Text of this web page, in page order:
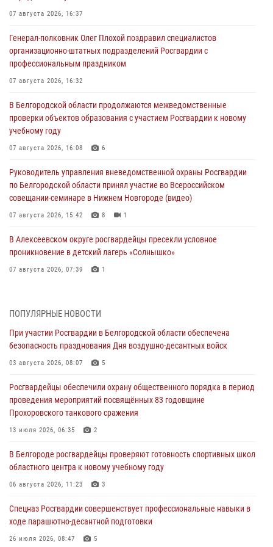
07 августа 2026, 16:37
Генерал-полковник Олег Плохой поздравил специалистов
организационно-штатных подразделений Росгвардии с
профессиональным праздником
07 августа 2026, 16:32
В Белгородской области продолжаются межведомственные
проверки объектов образования с участием Росгвардии к новому
учебному году
07 августа 2026, 16:08 6
Руководитель управления вневедомственной охраны Росгвардии
по Белгородской области принял участие во Всероссийском
совещании-семинаре в Нижнем Новгороде (видео)
07 августа 2026, 15:42 8 1
В Алексеевском округе росгвардейцы пресекли условное
проникновение в детский лагерь «Солнышко»
07 августа 2026, 07:39 1
Подвиги героев‑росгвардейцев увековечили в новой музейной
экспозиции белгородского музея‑диорамы «Курская битва.
06 августа 2026, 12:05 3
В Белгороде росгвардейцы проверяют готовность спортивных школ
областного центра к новому учебному году
Росгвардия обеспечила общественную безопасность празднования
83-й годовщины освобождения г. Белгорода от немецко -
06 августа 2026, 06:54 3
Офицеры Росгвардии и ветераны войск правопорядка почтили
ПОПУЛЯРНЫЕ НОВОСТИ
При участии Росгвардии в Белгородской области обеспечена
безопасность празднования Дня воздушно-десантных войск
03 августа 2026, 08:07 5
Росгвардейцы обеспечили охрану общественного порядка в период
проведения мероприятий посвящённых 83 годовщине
Прохоровского танкового сражения
13 июля 2026, 06:35 2
В Белгороде росгвардейцы проверяют готовность спортивных школ
областного центра к новому учебному году
06 августа 2026, 11:23 3
Спецназ Росгвардии совершенствует профессиональные навыки в
ходе парашютно-десантной подготовки
26 июля 2026, 08:47 5